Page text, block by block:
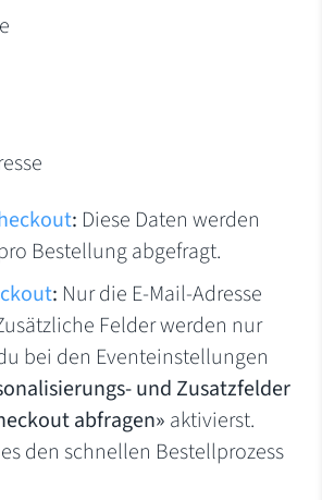
: Diese Daten werden
Bestellung abgefragt.
: Nur die E-Mail-Adresse
Felder werden nur
bei den Eventeinstellungen
und Zusatzfelder
abfragen» aktivierst.
den schnellen Bestellprozess